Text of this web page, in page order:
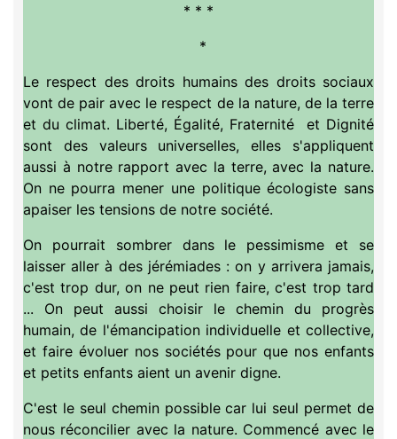
* * *
*
Le respect des droits humains des droits sociaux
vont de pair avec le respect de la nature, de la terre
et du climat. Liberté, Égalité, Fraternité et Dignité
sont des valeurs universelles, elles s'appliquent
aussi à notre rapport avec la terre, avec la nature.
On ne pourra mener une politique écologiste sans
apaiser les tensions de notre société.
On pourrait sombrer dans le pessimisme et se
laisser aller à des jérémiades : on y arrivera jamais,
c'est trop dur, on ne peut rien faire, c'est trop tard
... On peut aussi choisir le chemin du progrès
humain, de l'émancipation individuelle et collective,
et faire évoluer nos sociétés pour que nos enfants
et petits enfants aient un avenir digne.
C'est le seul chemin possible car lui seul permet de
nous réconcilier avec la nature. Commencé avec le